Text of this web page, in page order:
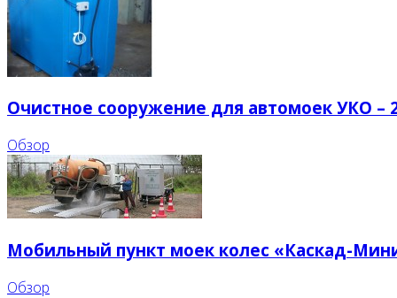
Очистное сооружение для автомоек УКО –
Обзор
Мобильный пункт моек колес «Каскад-
Обзор